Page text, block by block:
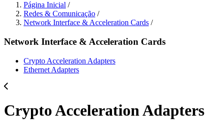
Página Inicial /
Redes & Comunicação /
Network Interface & Acceleration Cards /
Network Interface & Acceleration Cards
Crypto Acceleration Adapters
Ethernet Adapters
Crypto Acceleration Adapters